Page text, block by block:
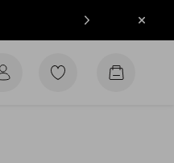
Zu
Zum